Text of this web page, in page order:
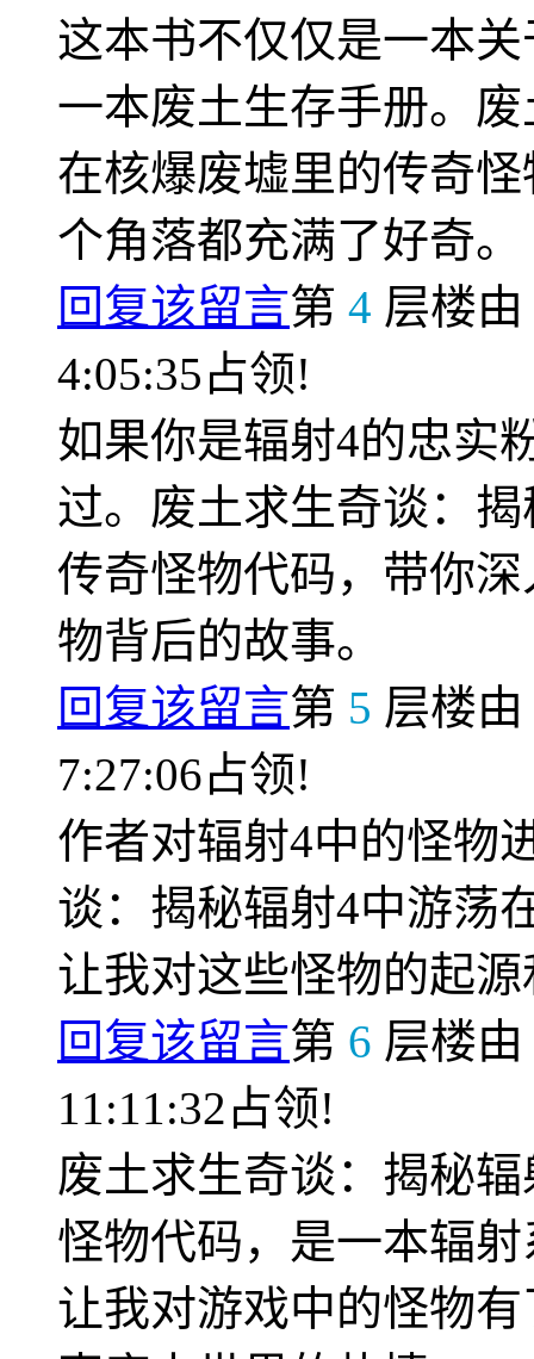
这本书不仅仅是一本
一本废土生存手册。
在核爆废墟里的传奇
个角落都充满了好奇。
回复该留言第 4 层楼由
4:05:35占领!
如果你是辐射4的忠实
过。废土求生奇谈：
传奇怪物代码，带你
物背后的故事。
回复该留言第 5 层楼由
7:27:06占领!
作者对辐射4中的怪物
谈：揭秘辐射4中游荡
让我对这些怪物的起
回复该留言第 6 层楼由
11:11:32占领!
废土求生奇谈：揭秘
怪物代码，是一本辐
让我对游戏中的怪物